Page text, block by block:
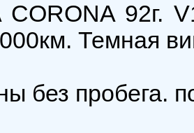
CORONA 92г.
Темная
без пробега.